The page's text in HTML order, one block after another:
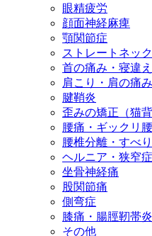
眼精疲労
顔面神経麻痺
顎関節症
ストレートネック
首の痛み・寝違え
肩こり・肩の痛み
腱鞘炎
歪みの矯正（猫
腰痛・ギックリ腰
腰椎分離・すべ
ヘルニア・狭窄症
坐骨神経痛
股関節痛
側弯症
膝痛・腸脛靭帯炎
その他